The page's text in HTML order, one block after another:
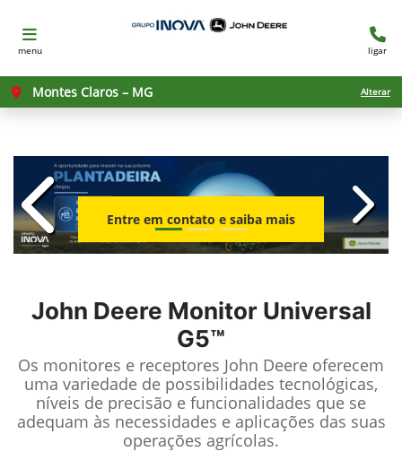
menu ligar
Montes Claros – MG Alterar
Entre em contato e saiba mais
templates.template-
John Deere Monitor Universal
G5™
Os monitores e receptores John Deere oferecem
uma variedade de possibilidades tecnológicas,
níveis de precisão e funcionalidades que se
adequam às necessidades e aplicações das suas
operações agrícolas.